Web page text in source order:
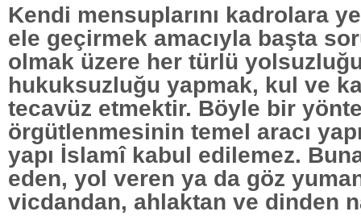
Kendi mensuplarını kadrolara
ele geçirmek amacıyla başta
olmak üzere her türlü
hukuksuzluğu yapmak, kul ve
tecavüz etmektir. Böyle bir
örgütlenmesinin temel aracı
yapı İslamî kabul edilemez.
eden, yol veren ya da göz
vicdandan, ahlaktan ve dinden